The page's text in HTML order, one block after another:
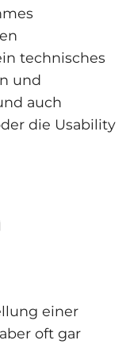
technisches
und
auch
die Usability
einer
oft gar